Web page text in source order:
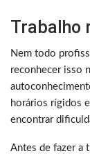
Trabalho
Nem todo
reconhecer isso
horários rígidos
encontrar
Antes de fazer a